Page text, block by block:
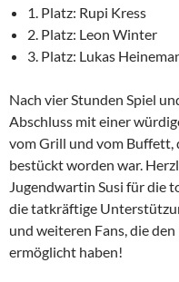
1. Platz: Rupi Kress
2. Platz: Leon Winter
3. Platz: Lukas
Nach vier Stunden Spiel
Abschluss mit einer
vom Grill und vom Buffett,
bestückt worden war.
Jugendwartin Susi für die
die tatkräftige
und weiteren Fans, die
ermöglicht haben!